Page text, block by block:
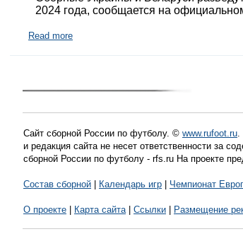
2024 года, сообщается на
Read more
Сайт сборной России по футболу. © www.rufoot.ru.
и редакция сайта не несет ответственности за
сборной России по футболу - rfs.ru На проекте
Состав сборной Календарь игр Чемпионат
О проекте Карта сайта| Ссылки Размещение